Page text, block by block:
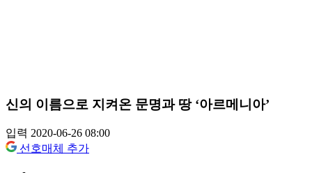
신의 이름으로 지켜온 문명과 땅 ‘아르메니아’
입력 2020-06-26 08:00
선호매체 추가